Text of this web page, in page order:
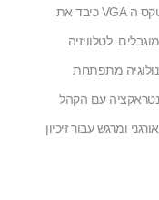
המשחקים. במשך 10 השנים האחרונות, טקס ה VGA כיבד את
לטלוויזיה
מתפתחת
עם הקהל
ומרגש עבור זיכיון